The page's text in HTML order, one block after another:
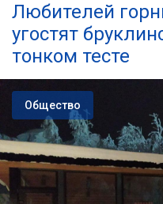
Любителей
угостят
тонком тесте
Общество